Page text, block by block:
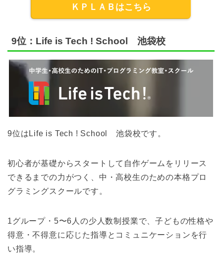
ＫＰＬＡＢはこちら
9位：Life is Tech ! School 池袋校
9位はLife is Tech ! School 池袋校です。
初心者が基礎からスタートして自作ゲームをリリース
できるまでの力がつく、中・高校生のための本格プロ
グラミングスクールです。
1グループ・5〜6人の少人数制授業で、子どもの性格や
得意・不得意に応じた指導とコミュニケーションを行
い指導。